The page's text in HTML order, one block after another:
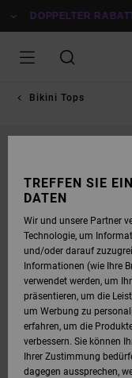
ZUR
DOPPELTER RABATT
Bikini Tops
TREFFEN SIE
DATEN
Wir und unsere Partner
Technologie, um
und/oder darauf
Informationen (wie Ihre
verwendet werden, um
präsentieren, um die
um Werbung zu
erfahren, um die
verbessern. Sie können
Ihrer Zustimmung
dagegen aussprechen,